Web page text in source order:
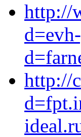
http://
http://